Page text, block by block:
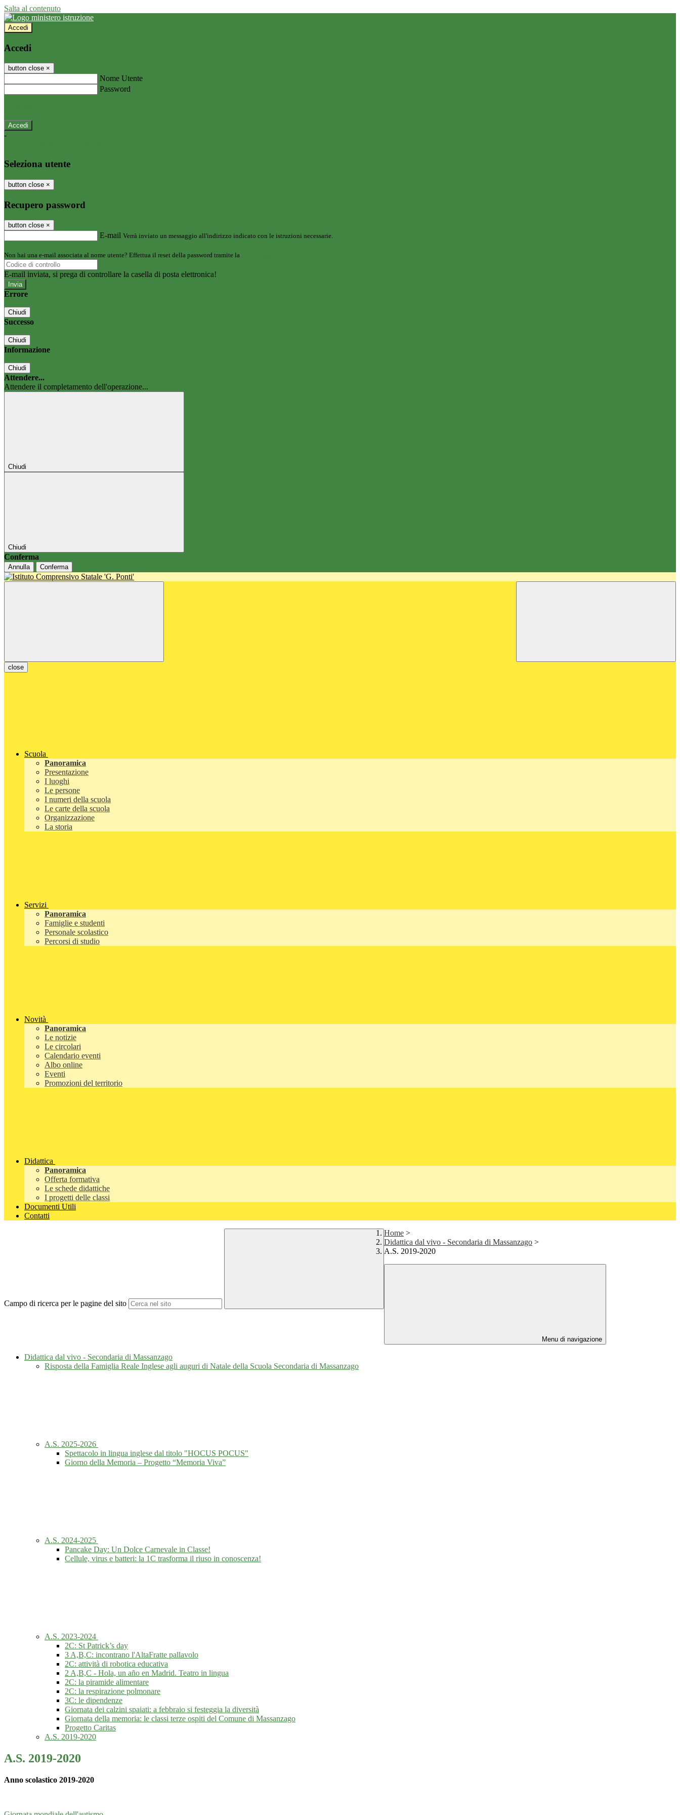
Salta al contenuto
Accedi
Accedi
button close ×
Nome Utente
Password
-
Seleziona utente
button close ×
Recupero password
button close ×
E-mail Verrà inviato un messaggio all'indirizzo indicato con le istruzioni necessarie.
Non hai una e-mail associata al nome utente? Effettua il reset della password tramite la
E-mail inviata, si prega di controllare la casella di posta elettronica!
Errore
Chiudi
Successo
Chiudi
Informazione
Chiudi
Attendere...
Attendere il completamento dell'operazione...
Chiudi
Chiudi
Conferma
Annulla Conferma
close
Scuola
Panoramica
Presentazione
I luoghi
Le persone
I numeri della scuola
Le carte della scuola
Organizzazione
La storia
Servizi
Panoramica
Famiglie e studenti
Personale scolastico
Percorsi di studio
Novità
Panoramica
Le notizie
Le circolari
Calendario eventi
Albo online
Eventi
Promozioni del territorio
Didattica
Panoramica
Offerta formativa
Le schede didattiche
I progetti delle classi
Documenti Utili
Contatti
Campo di ricerca per le pagine del sito
Home >
Didattica dal vivo - Secondaria di Massanzago >
A.S. 2019-2020
Menu di navigazione
Didattica dal vivo - Secondaria di Massanzago
Risposta della Famiglia Reale Inglese agli auguri di Natale della Scuola Secondaria di Massanzago
A.S. 2025-2026
Spettacolo in lingua inglese dal titolo "HOCUS POCUS"
Giorno della Memoria – Progetto “Memoria Viva”
A.S. 2024-2025
Pancake Day: Un Dolce Carnevale in Classe!
Cellule, virus e batteri: la 1C trasforma il riuso in conoscenza!
A.S. 2023-2024
2C: St Patrick’s day
3 A,B,C: incontrano l'AltaFratte pallavolo
2C: attività di robotica educativa
2 A,B,C - Hola, un año en Madrid. Teatro in lingua
2C: la piramide alimentare
2C: la respirazione polmonare
3C: le dipendenze
Giornata dei calzini spaiati: a febbraio si festeggia la diversità
Giornata della memoria: le classi terze ospiti del Comune di Massanzago
Progetto Caritas
A.S. 2019-2020
A.S. 2019-2020
Anno scolastico 2019-2020